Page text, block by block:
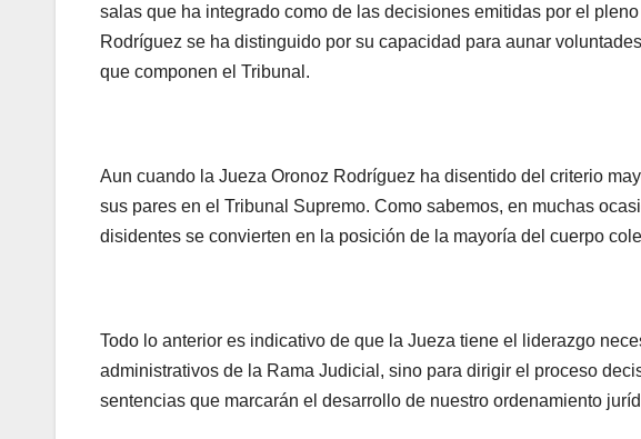
salas que ha integrado como de las decisiones emitidas por el
Rodríguez se ha distinguido por su capacidad para aunar
que componen el Tribunal.
Aun cuando la Jueza Oronoz Rodríguez ha disentido del criterio
sus pares en el Tribunal Supremo. Como sabemos, en muchas
disidentes se convierten en la posición de la mayoría del cuerpo
Todo lo anterior es indicativo de que la Jueza tiene el liderazgo
administrativos de la Rama Judicial, sino para dirigir el proceso
sentencias que marcarán el desarrollo de nuestro ordenamiento